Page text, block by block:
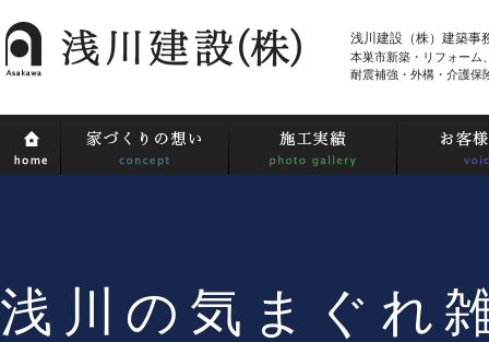
浅川建設（株）建築事
本巣市新築・リフォーム
耐震補強・外構・介護保
浅川の気まぐれ